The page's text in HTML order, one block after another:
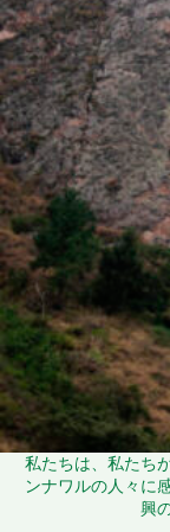
私たちは、私たち
ンナワルの人々に
興